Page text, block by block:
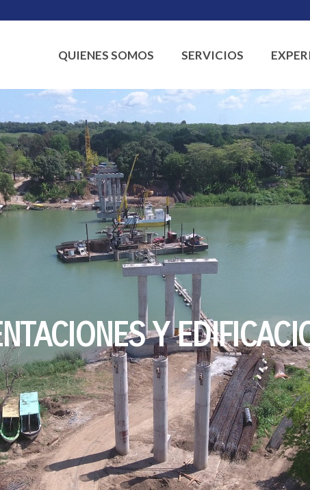
QUIENES SOMOS SERVICIOS
Y